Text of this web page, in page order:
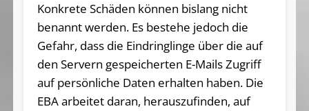
Konkrete Schäden können bislang nicht
benannt werden. Es bestehe jedoch die
Gefahr, dass die Eindringlinge über die auf
den Servern gespeicherten E-Mails Zugriff
auf persönliche Daten erhalten haben. Die
EBA arbeitet daran, herauszufinden, auf